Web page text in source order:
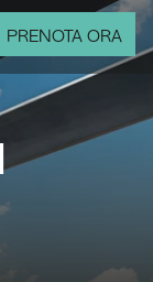
PRENOTA ORA